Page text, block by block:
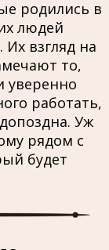
родились в
людей
взгляд на
то,
уверенно
работать,
Уж
рядом с
будет